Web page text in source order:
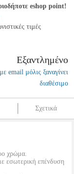
eshop point!
τιμές
Εξαντλημένο
email μόλις ξαναγίνει
διαθέσιμο
Σχετικά
χρώμα.
εσωτερική επένδυση